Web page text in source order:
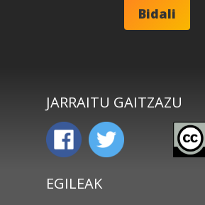
JARRAITU GAITZAZU
EGILEAK